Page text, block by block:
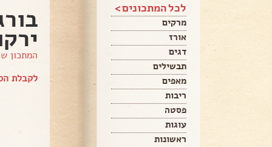
לכל המתכונים >
מרקים
אורז
דגים
תבשילים
מאפים
ריבות
פסטה
עוגות
ראשונות
המתכון
לקבלת